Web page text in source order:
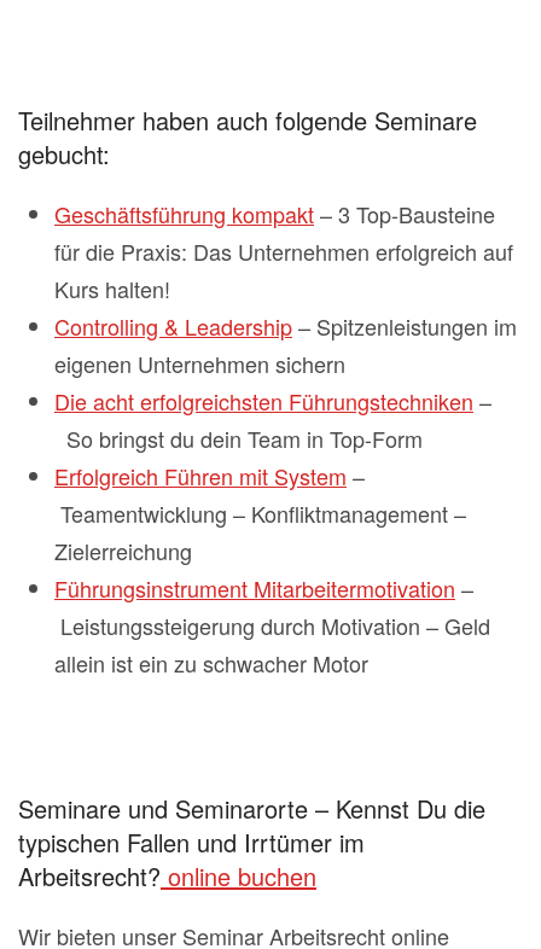
Teilnehmer haben auch folgende Seminare
gebucht:
Geschäftsführung kompakt– 3 Top-Bausteine
für die Praxis: Das Unternehmen erfolgreich auf
Kurs halten!
Controlling & Leadership– Spitzenleistungen im
eigenen Unternehmen sichern
Die acht erfolgreichsten Führungstechniken –
So bringst du dein Team in Top-Form
Erfolgreich Führen mit System –
Teamentwicklung – Konfliktmanagement –
Zielerreichung
Führungsinstrument Mitarbeitermotivation –
Leistungssteigerung durch Motivation – Geld
allein ist ein zu schwacher Motor
Seminare und Seminarorte – Kennst Du die
typischen Fallen und Irrtümer im
Arbeitsrecht? online buchen
Wir bieten unser Seminar Arbeitsrecht online